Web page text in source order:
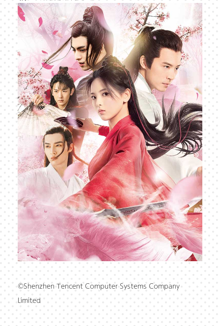
©Shenzhen Tencent Computer Systems Company
Limited